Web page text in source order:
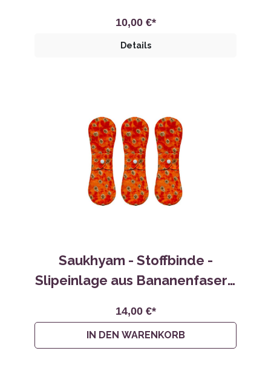
10,00 €*
Details
Saukhyam - Stoffbinde -
Slipeinlage aus Bananenfaser -
14,00 €*
IN DEN WARENKORB